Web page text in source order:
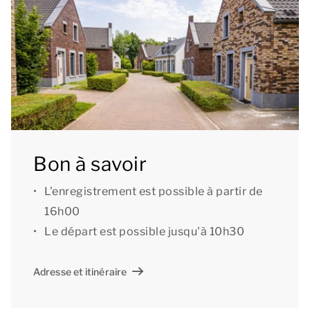
wifi gratuit dans le logement
[i]La configuration de l'hébergement peut varier. Les
plans et illustrations donnent un bon aperçu mais ne
sont fournis qu’à titre indicatif.[/i]
Bon à savoir
L'enregistrement est possible à partir de
16h00
Le départ est possible jusqu'à 10h30
Adresse et itinéraire